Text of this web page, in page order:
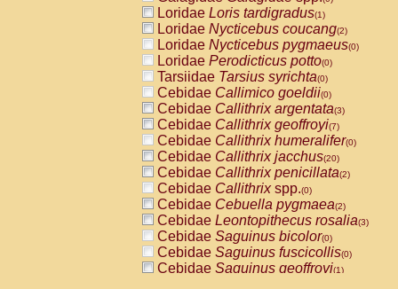
Loridae Loris tardigradus(1)
Loridae Nycticebus coucang(2)
Loridae Nycticebus pygmaeus(0)
Loridae Perodicticus potto(0)
Tarsiidae Tarsius syrichta(0)
Cebidae Callimico goeldii(0)
Cebidae Callithrix argentata(3)
Cebidae Callithrix geoffroyi(7)
Cebidae Callithrix humeralifer(0)
Cebidae Callithrix jacchus(20)
Cebidae Callithrix penicillata(2)
Cebidae Callithrixspp.(0)
Cebidae Cebuella pygmaea(2)
Cebidae Leontopithecus rosalia(3)
Cebidae Saguinus bicolor(0)
Cebidae Saguinus fuscicollis(0)
Cebidae Saguinus geoffroyi(1)